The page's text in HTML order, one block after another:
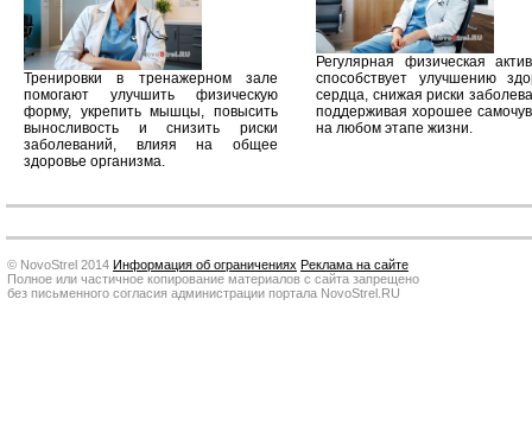
Тренировки в тренажерном зале
помогают улучшить физическую
форму, укрепить мышцы, повысить
выносливость и снизить риски
заболеваний, влияя на общее
здоровье организма.
Регулярная физическая
способствует улучшению
сердца, снижая риски
поддерживая хорошее
на любом этапе жизни.
© NovoStrel 2014 Информация об ограничениях Реклама на сайте
Полное или частичное копирование материалов с сайта запрещено
без письменного согласия администрации портала NovoStrel.RU